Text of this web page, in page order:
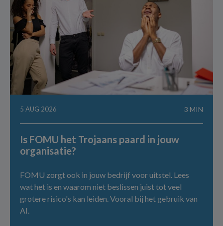
5 AUG 2026 3 MIN
Is FOMU het Trojaans paard in jouw
organisatie?
FOMU zorgt ook in jouw bedrijf voor uitstel. Lees
wat het is en waarom niet beslissen juist tot veel
grotere risico's kan leiden. Vooral bij het gebruik van
AI.